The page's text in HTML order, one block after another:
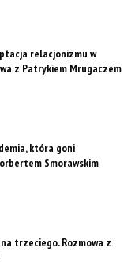
relacjonizmu w
z Patrykiem Mrugaczem
która goni
Smorawskim
trzeciego. Rozmowa z